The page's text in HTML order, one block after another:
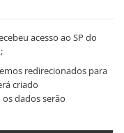
acesso ao SP do
;
redirecionados para
criado
dados serão